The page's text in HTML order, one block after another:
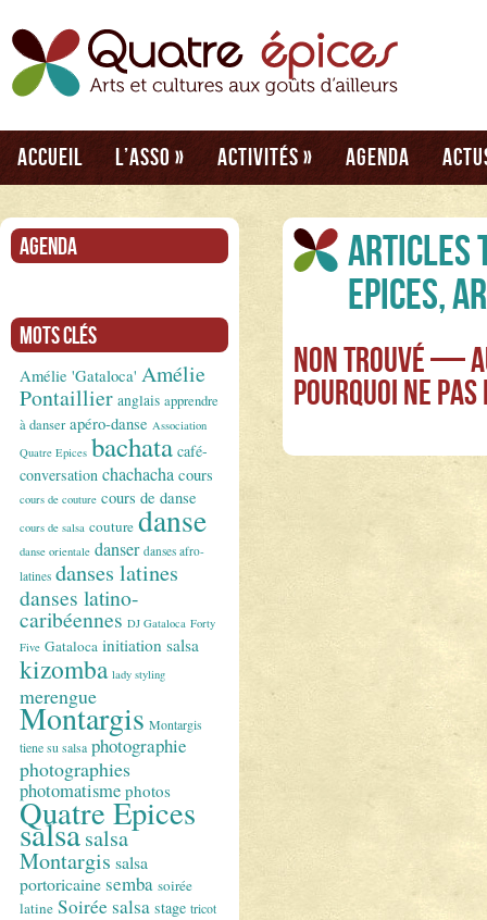
Accueil L’asso » Activités » Agenda
Agenda
Mots clés
Amélie 'Gataloca' Amélie
Pontaillier anglais apprendre
à danser apéro-danse Association
Quatre Epices bachata café-
conversation chachacha cours
cours de couture cours de danse
cours de salsa couture danse
danse orientale danser danses afro-
latines danses latines
danses latino-
caribéennes DJ Gataloca Forty
Five Gataloca initiation salsa
kizomba lady styling
merengue
Montargis Montargis
tiene su salsa photographie
photographies
photomatisme photos
Quatre Epices
salsasalsa
Montargis salsa
portoricainesemba soirée
latine Soirée salsa stage tricot
Articles
Epices,
Non Trouvé —
Pourquoi ne